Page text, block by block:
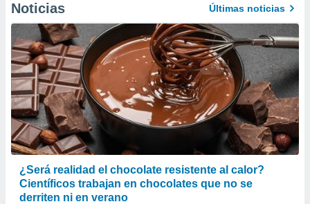
Noticias Últimas noticias
¿Será realidad el chocolate resistente al calor?
Científicos trabajan en chocolates que no se
derriten ni en verano